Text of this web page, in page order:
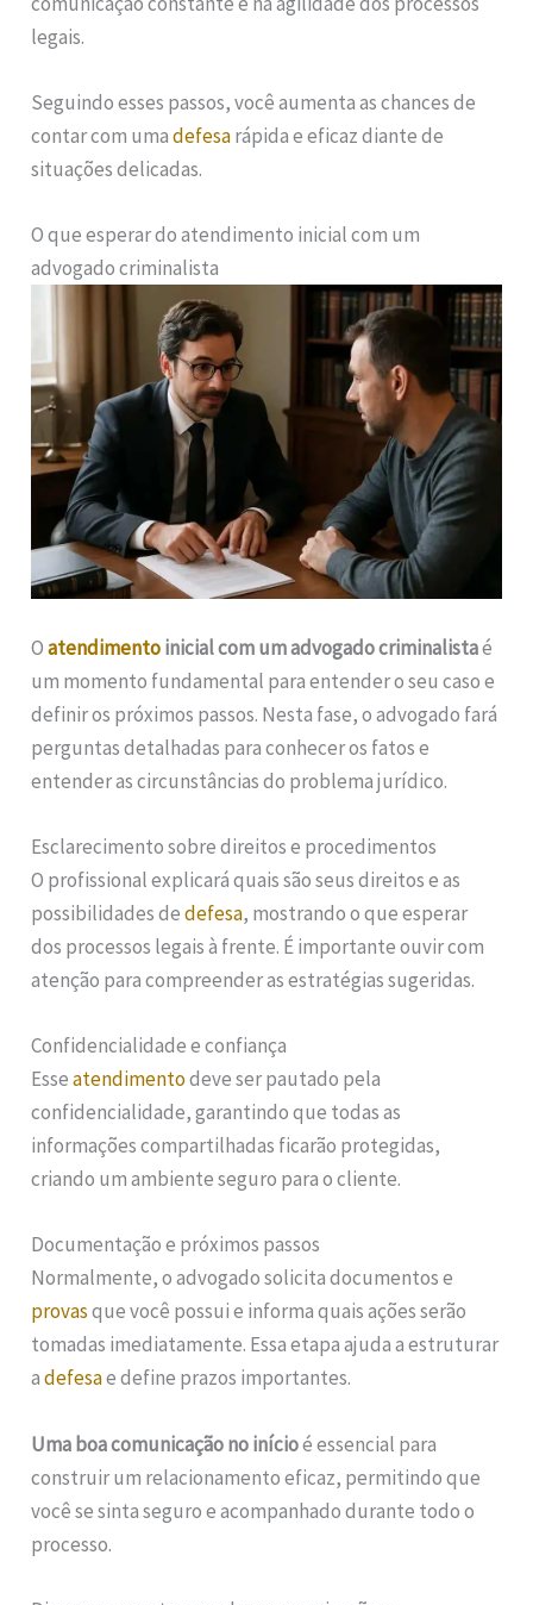
legais.
Seguindo esses passos, você aumenta as chances de
contar com umadefesarápida e eficaz diante de
situações delicadas.
O que esperar do atendimento inicial com um
advogado criminalista
Oatendimentoinicial com um advogado criminalistaé
um momento fundamental para entender o seu caso e
definir os próximos passos. Nesta fase, o advogado fará
perguntas detalhadas para conhecer os fatos e
entender as circunstâncias do problema jurídico.
Esclarecimento sobre direitos e procedimentos
O profissional explicará quais são seus direitos e as
possibilidades dedefesa, mostrando o que esperar
dos processos legais à frente. É importante ouvir com
atenção para compreender as estratégias sugeridas.
Confidencialidade e confiança
Esseatendimentodeve ser pautado pela
confidencialidade, garantindo que todas as
informações compartilhadas ficarão protegidas,
criando um ambiente seguro para o cliente.
Documentação e próximos passos
Normalmente, o advogado solicita documentos e
provasque você possui e informa quais ações serão
tomadas imediatamente. Essa etapa ajuda a estruturar
adefesae define prazos importantes.
Uma boa comunicação no inícioé essencial para
construir um relacionamento eficaz, permitindo que
você se sinta seguro e acompanhado durante todo o
processo.